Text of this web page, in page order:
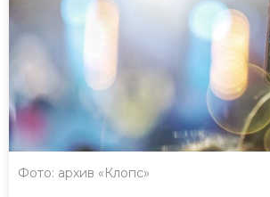
Фото: архив «Клопс»